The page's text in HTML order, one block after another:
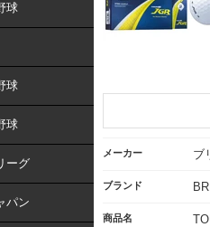
球
球
球
ーグ
パン
メーカー ブ
ブランド
商品名